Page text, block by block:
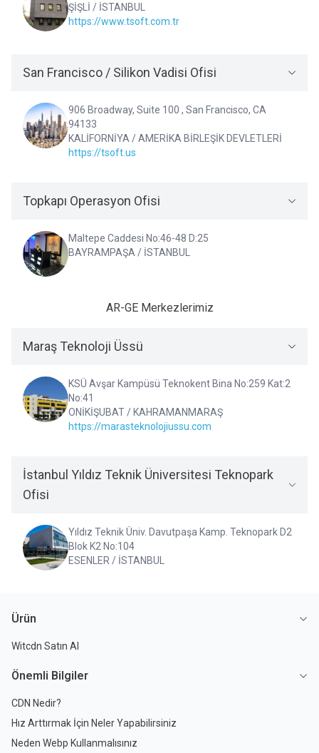
ŞİŞLİ / İSTANBUL
https://www.tsoft.com.tr
San Francisco / Silikon Vadisi Ofisi
906 Broadway, Suite 100 , San Francisco, CA
94133
KALİFORNİYA / AMERİKA BİRLEŞİK DEVLETLERİ
https://tsoft.us
Topkapı Operasyon Ofisi
Maltepe Caddesi No:46-48 D:25
BAYRAMPAŞA / İSTANBUL
AR-GE Merkezlerimiz
Maraş Teknoloji Üssü
KSÜ Avşar Kampüsü Teknokent Bina No:259 Kat:2
No:41
ONİKİŞUBAT / KAHRAMANMARAŞ
https://marasteknolojiussu.com
İstanbul Yıldız Teknik Üniversitesi Teknopark
Ofisi
Yıldız Teknik Üniv. Davutpaşa Kamp. Teknopark D2
Blok K2 No:104
ESENLER / İSTANBUL
Ürün
Witcdn Satın Al
Önemli Bilgiler
CDN Nedir?
Hız Arttırmak İçin Neler Yapabilirsiniz
Neden Webp Kullanmalısınız